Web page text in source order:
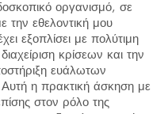
οργανισμό, σε
την εθελοντική μου
εξοπλίσει με πολύτιμη
κρίσεων και την
ευάλωτων
η πρακτική άσκηση με
στον ρόλο της